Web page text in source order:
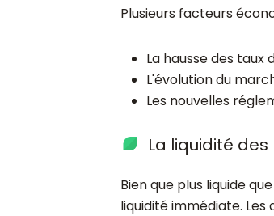
Plusieurs facteurs
La hausse des
L'évolution du
Les nouvelles
La liquidité
Bien que plus liquide
liquidité immédiate.